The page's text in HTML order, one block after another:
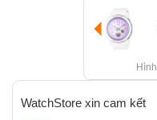
WatchStore xin cam kết